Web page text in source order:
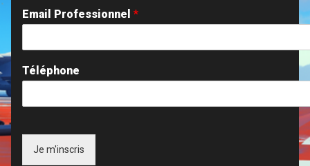
Email Professionnel *
Téléphone
Je m'inscris